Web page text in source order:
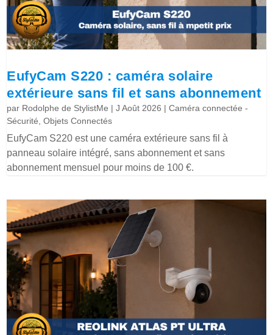
EufyCam S220 : caméra solaire
extérieure sans fil et sans abonnement
par Rodolphe de StylistMe |J Août 2026 |Caméra connectée -
Sécurité,Objets Connectés
EufyCam S220 est une caméra extérieure sans fil à
panneau solaire intégré, sans abonnement et sans
abonnement mensuel pour moins de 100 €.